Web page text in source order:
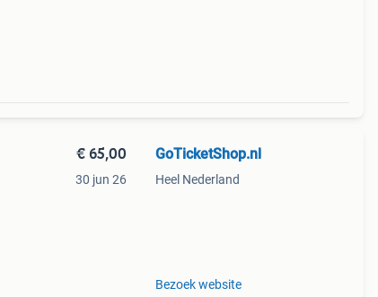
€ 65,00
30 jun 26
GoTicketShop.nl
Heel Nederland
Bezoek website